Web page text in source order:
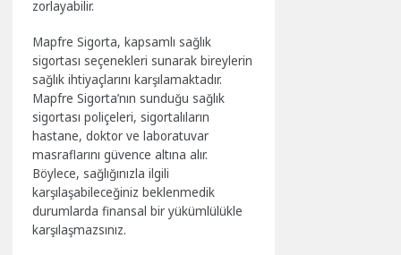
zorlayabilir.
Mapfre Sigorta, kapsamlı sağlık
sigortası seçenekleri sunarak bireylerin
sağlık ihtiyaçlarını karşılamaktadır.
Mapfre Sigorta’nın sunduğu sağlık
sigortası poliçeleri, sigortalıların
hastane, doktor ve laboratuvar
masraflarını güvence altına alır.
Böylece, sağlığınızla ilgili
karşılaşabileceğiniz beklenmedik
durumlarda finansal bir yükümlülükle
karşılaşmazsınız.